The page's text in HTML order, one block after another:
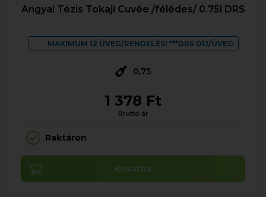
Angyal Tézis Tokaji Cuvée /félédes/ 0.75l DRS
MAXIMUM 12 ÜVEG/RENDELÉS! ***DRS DÍJ/ÜVEG
0,75
1 378 Ft
Bruttó ár
Raktáron
Kosárba